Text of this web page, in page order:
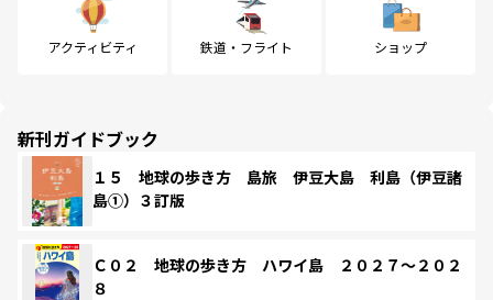
アクティビティ 鉄道・フライト ショップ
新刊ガイドブック
１５ 地球の歩き方 島旅 伊豆大島 利島（伊豆諸
島①）３訂版
Ｃ０２ 地球の歩き方 ハワイ島 ２０２７～２０２
８